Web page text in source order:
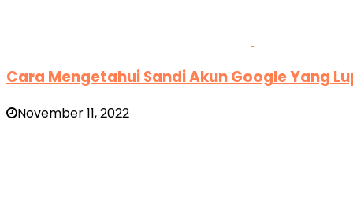
Cara Mengetahui Sandi Akun Google Yang
November 11, 2022